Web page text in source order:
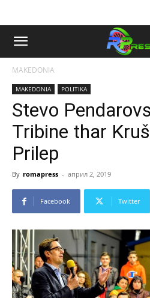
MAKEDONIA
MAKEDONIA POLITIKA
Stevo
Tribine thar
Prilep
By romapress - април 2, 2019
Facebook Twitter